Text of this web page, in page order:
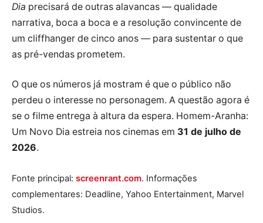
Dia precisará de outras alavancas — qualidade
narrativa, boca a boca e a resolução convincente de
um cliffhanger de cinco anos — para sustentar o que
as pré-vendas prometem.
O que os números já mostram é que o público não
perdeu o interesse no personagem. A questão agora é
se o filme entrega à altura da espera. Homem-Aranha:
Um Novo Dia estreia nos cinemas em 31 de julho de
2026.
Fonte principal: screenrant.com. Informações
complementares: Deadline, Yahoo Entertainment, Marvel
Studios.